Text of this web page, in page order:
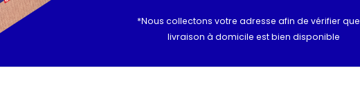
Valeurs
*Nous collectons votre adresse afin de vérifier
livraison à domicile est bien disponible